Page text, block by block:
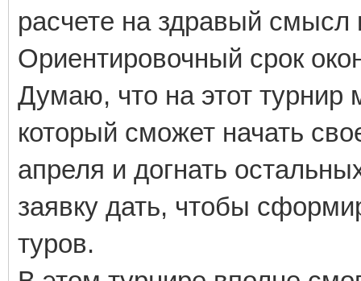
расчете на здравый смысл
Ориентировочный срок
Думаю, что на этот турнир
который сможет начать
апреля и догнать
заявку дать, чтобы
туров.